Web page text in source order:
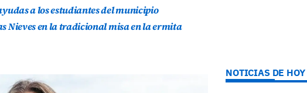
a los estudiantes del municipio
Nieves en la tradicional misa en la ermita
NOTICIAS DE HOY